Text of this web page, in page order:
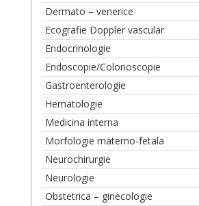
Dermato – venerice
Ecografie Doppler vascular
Endocrinologie
Endoscopie/Colonoscopie
Gastroenterologie
Hematologie
Medicina interna
Morfologie materno-fetala
Neurochirurgie
Neurologie
Obstetrica – ginecologie